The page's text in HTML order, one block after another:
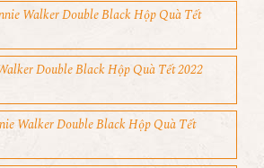
Walker Double Black Hộp Quà Tết
Double Black Hộp Quà Tết 2022
Walker Double Black Hộp Quà Tết